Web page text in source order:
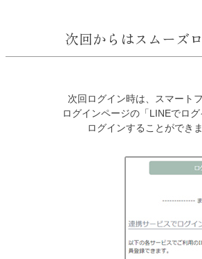
次回からはスムーズ
次回ログイン時は、スマートフ
ログインページの「LINEでログ
ログインすることができま